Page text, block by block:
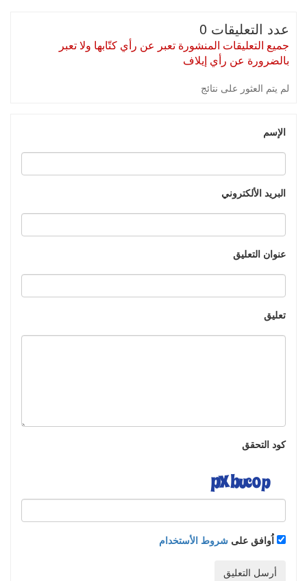
عدد التعليقات 0
جميع التعليقات المنشورة تعبر عن رأي كتّابها ولا تعبر
بالضرورة عن رأي إيلاف
لم يتم العثور على نتائج
الإسم
البريد الألكتروني
عنوان التعليق
تعليق
كود التحقق
اُوافق على شروط الأستخدام
أرسل التعليق